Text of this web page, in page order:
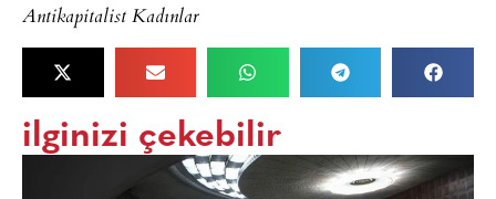
Antikapitalist Kadınlar
ilginizi çekebilir